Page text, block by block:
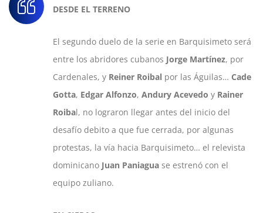
DESDE EL TERRENO
El segundo duelo de la serie en Barquisimeto será
entre los abridores cubanos Jorge Martínez, por
Cardenales, y Reiner Roibal por las Águilas… Cade
Gotta, Edgar Alfonzo, Andury Acevedo y Rainer
Roibal, no lograron llegar antes del inicio del
desafío debito a que fue cerrada, por algunas
protestas, la vía hacia Barquisimeto… el relevista
dominicano Juan Paniagua se estrenó con el
equipo zuliano.